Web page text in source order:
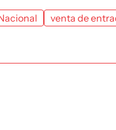
venta de